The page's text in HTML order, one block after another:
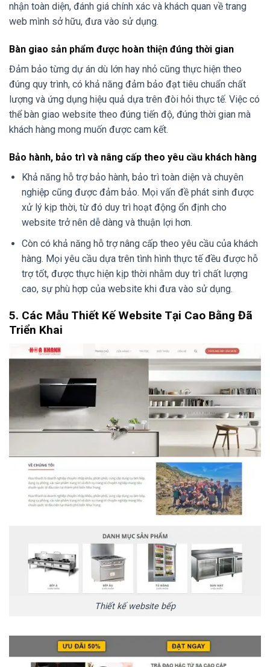
nhận toàn diện, đánh giá chính xác và khách quan về trang
web mình sở hữu, đưa vào sử dụng.
Bàn giao sản phẩm được hoàn thiện đúng thời gian
Đảm bảo từng dự án dù lớn hay nhỏ cũng thực hiện theo
đúng quy trình, có khả năng đảm bảo đạt tiêu chuẩn chất
lượng và ứng dụng hiệu quả dựa trên đòi hỏi thực tế. Việc có
thể bàn giao website theo đúng tiến độ, đúng thời gian mà
khách hàng mong muốn được cam kết.
Bảo hành, bảo trì và nâng cấp theo yêu cầu khách hàng
Khả năng hỗ trợ bảo hành, bảo trì toàn diện và chuyên
nghiệp cũng được đảm bảo. Mọi vấn đề phát sinh được
xử lý kịp thời, từ đó duy trì hoạt động ổn định cho
website trở nên dễ dàng và thuận lợi hơn.
Còn có khả năng hỗ trợ nâng cấp theo yêu cầu của khách
hàng. Mọi yêu cầu dựa trên tình hình thực tế đều được hỗ
trợ tốt, được thực hiện kịp thời nhằm duy trì chất lượng
cao, sự phù hợp của website khi đưa vào sử dụng.
5. Các Mẫu Thiết Kế Website Tại Cao Bằng Đã
Triển Khai
Thiết kế website bếp